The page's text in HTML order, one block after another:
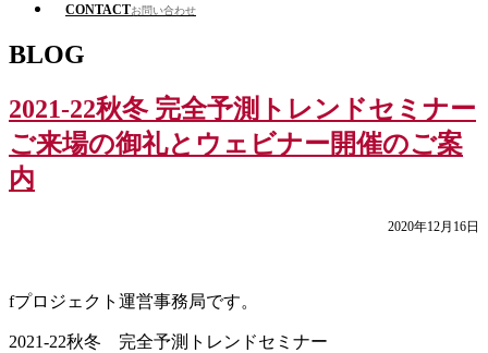
CONTACTお問い合わせ
BLOG
2021-22秋冬 完全予測トレンドセミナー
ご来場の御礼とウェビナー開催のご案
内
2020年12月16日
fプロジェクト運営事務局です。
2021-22秋冬 完全予測トレンドセミナー